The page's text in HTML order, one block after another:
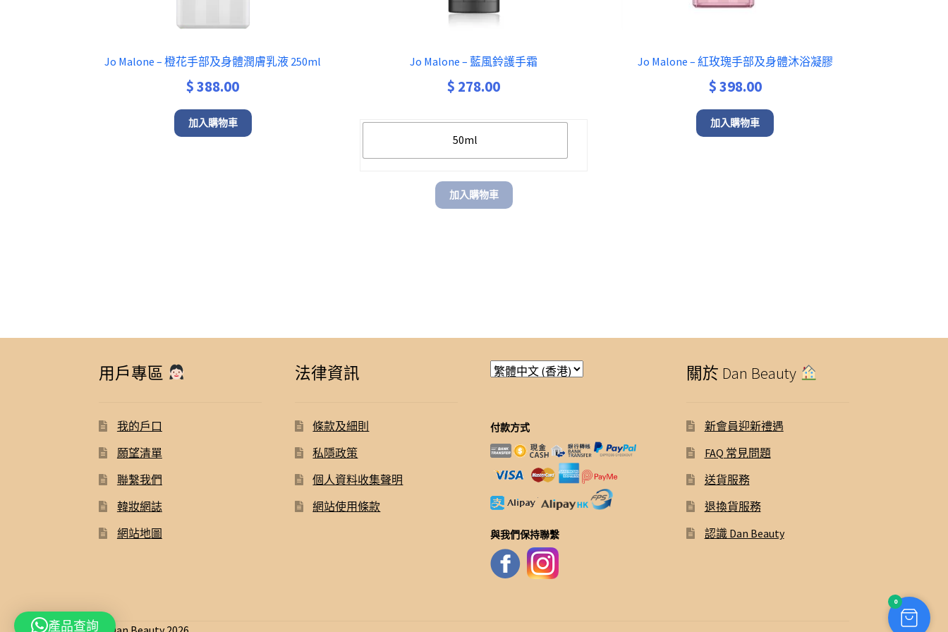
Jo Malone – 橙花手部及身體潤膚乳液 250ml
$388.00
加入購物車
Jo Malone – 藍風鈴護手霜
$ 278.00
50ml
加入購物車
Jo Malone – 紅玫瑰手部及身體沐浴凝膠
$398.00
加入購物車
用戶專區
我的戶口
願望清單
聯繫我們
韓妝網誌
網站地圖
法律資訊
條款及細則
私隱政策
個人資料收集聲明
網站使用條款
付款方式
與我們保持聯繫
關於 Dan Beauty
新會員迎新禮遇
FAQ 常見問題
送貨服務
退換貨服務
認識 Dan Beauty
0
產品查詢